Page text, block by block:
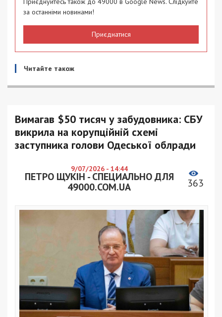
за останніми новинами!
Приєднатися
Читайте також
Вимагав $50 тисяч у забудовника: СБУ
викрила на корупційній схемі
заступника голови Одеської облради
9/07/2026 - 14:44
ПЕТРО ЩУКІН - СПЕЦИАЛЬНО ДЛЯ
49000.COM.UA
363